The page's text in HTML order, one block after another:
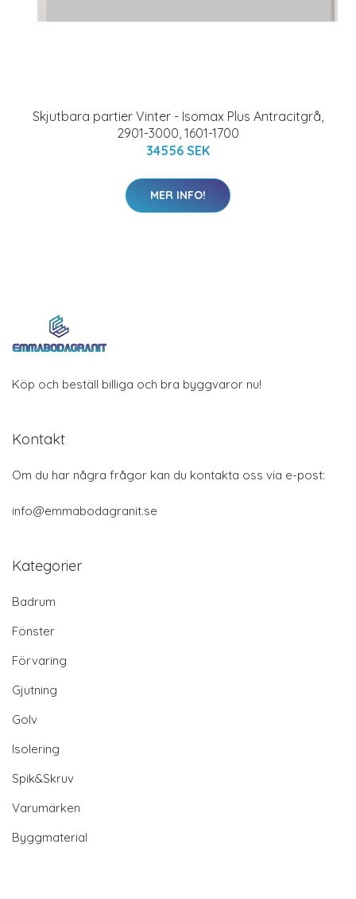
Skjutbara partier Vinter - Isomax Plus Antracitgrå,
2901-3000, 1601-1700
34556 SEK
MER INFO!
Köp och beställ billiga och bra byggvaror nu!
Kontakt
Om du har några frågor kan du kontakta oss via e-post:
info@emmabodagranit.se
Kategorier
Badrum
Fönster
Förvaring
Gjutning
Golv
Isolering
Spik&Skruv
Varumärken
Byggmaterial